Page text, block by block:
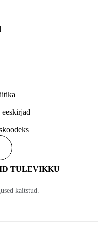
eeskirjad
TULEVIKKU
kaitstud.